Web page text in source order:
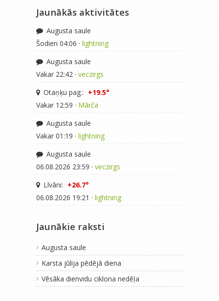
Jaunākās aktivitātes
Augusta saule
Šodien 04:06 · lightning
Augusta saule
Vakar 22:42 · veczirgs
Otaņķu pag.: +19.5°
Vakar 12:59 · Mārča
Augusta saule
Vakar 01:19 · lightning
Augusta saule
06.08.2026 23:59 · veczirgs
Līvāni: +26.7°
06.08.2026 19:21 · lightning
Jaunākie raksti
Augusta saule
Karsta jūlija pēdējā diena
Vēsāka dienvidu ciklona nedēļa